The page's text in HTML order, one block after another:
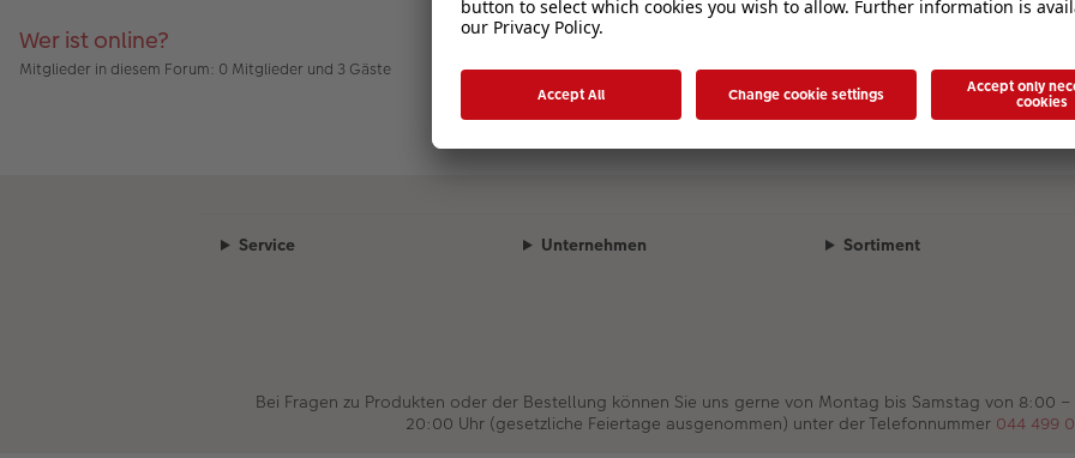
Wer ist online?
Mitglieder in diesem Forum: 0 Mitglieder und 3 Gäste
Service Unternehmen Sortiment
Bei Fragen zu Produkten oder der Bestellung können Sie uns gerne von Montag bis Samstag von 8:00
20:00 Uhr (gesetzliche Feiertage ausgenommen) unter der Telefonnummer 044 499